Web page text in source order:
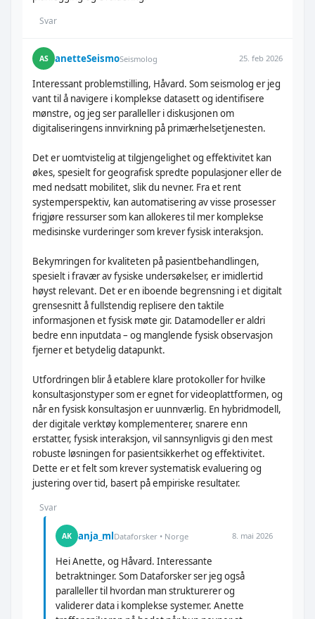
Svar
AS anetteSeismoSeismolog 25. feb 2026
Interessant problemstilling, Håvard. Som seismolog er jeg
vant til å navigere i komplekse datasett og identifisere
mønstre, og jeg ser paralleller i diskusjonen om
digitaliseringens innvirkning på primærhelsetjenesten.
Det er uomtvistelig at tilgjengelighet og effektivitet kan
økes, spesielt for geografisk spredte populasjoner eller de
med nedsatt mobilitet, slik du nevner. Fra et rent
systemperspektiv, kan automatisering av visse prosesser
frigjøre ressurser som kan allokeres til mer komplekse
medisinske vurderinger som krever fysisk interaksjon.
Bekymringen for kvaliteten på pasientbehandlingen,
spesielt i fravær av fysiske undersøkelser, er imidlertid
høyst relevant. Det er en iboende begrensning i et digitalt
grensesnitt å fullstendig replisere den taktile
informasjonen et fysisk møte gir. Datamodeller er aldri
bedre enn inputdata – og manglende fysisk observasjon
fjerner et betydelig datapunkt.
Utfordringen blir å etablere klare protokoller for hvilke
konsultasjonstyper som er egnet for videoplattformen, og
når en fysisk konsultasjon er uunnværlig. En hybridmodell,
der digitale verktøy komplementerer, snarere enn
erstatter, fysisk interaksjon, vil sannsynligvis gi den mest
robuste løsningen for pasientsikkerhet og effektivitet.
Dette er et felt som krever systematisk evaluering og
justering over tid, basert på empiriske resultater.
Svar
AK anja_mlDataforsker • Norge 8. mai 2026
Hei Anette, og Håvard. Interessante
betraktninger. Som Dataforsker ser jeg også
paralleller til hvordan man strukturerer og
validerer data i komplekse systemer. Anette